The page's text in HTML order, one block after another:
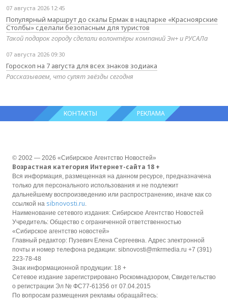
07 августа 2026 12:45
Популярный маршрут до скалы Ермак в нацпарке «Красноярские
Столбы» сделали безопасным для туристов
Такой подарок городу сделали волонтёры компаний Эн+ и РУСАЛа
07 августа 2026 09:30
Гороскоп на 7 августа для всех знаков зодиака
Рассказываем, что сулят звёзды сегодня
КОНТАКТЫ РЕКЛАМА
© 2002 — 2026 «Сибирское Агентство Новостей»
Возрастная категория Интернет-сайта 18 +
Вся информация, размещенная на данном ресурсе, предназначена
только для персонального использования и не подлежит
дальнейшему воспроизведению или распространению, иначе как со
ссылкой на sibnovosti.ru
Наименование сетевого издания: Сибирское Агентство Новостей
Учредитель: Общество с ограниченной ответственностью
«Сибирское агентство новостей»
Главный редактор: Пузевич Елена Сергеевна. Адрес электронной
почты и номер телефона редакции: sibnovosti@mkrmedia.ru +7 (391)
223-78-48
Знак информационной продукции: 18 +
Сетевое издание зарегистрировано Роскомнадзором, Свидетельство
о регистрации Эл № ФС77-61356 от 07.04.2015
По вопросам размещения рекламы обращайтесь: